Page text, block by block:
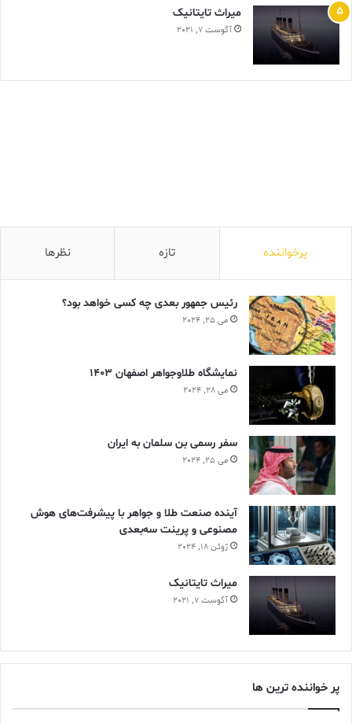
ميراث تايتانيک
آگوست 7, 2021
پرخواننده تازه نظرها
رئیس جمهور بعدی چه کسی خواهد بود؟
می 25, 2024
نمایشگاه طلاوجواهر اصفهان 1403
می 28, 2024
سفر رسمی بن سلمان به ایران
می 25, 2024
آینده صنعت طلا و جواهر با پیشرفت‌های هوش
مصنوعی و پرینت سه‌بعدی
ژوئن 18, 2024
ميراث تايتانيک
آگوست 7, 2021
پر خواننده ترین ها